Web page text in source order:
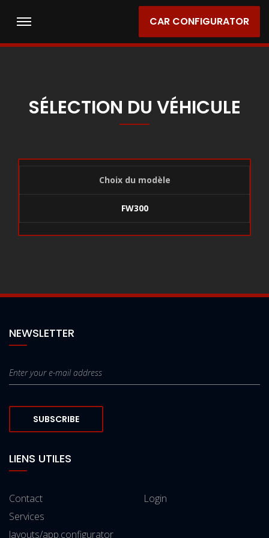
CAR CONFIGURATOR
SÉLECTION DU VÉHICULE
Choix du modèle
FW300
NEWSLETTER
SUBSCRIBE
LIENS UTILES
Contact
Services
layouts/app.configurator
Login